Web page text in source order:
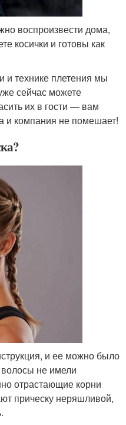
воспроизвести дома,
косички и готовы как
и технике плетения мы
сейчас можете
их в гости — вам
и компания не помешает!
и ее можно было
не имели
отрастающие корни
прическу неряшливой,